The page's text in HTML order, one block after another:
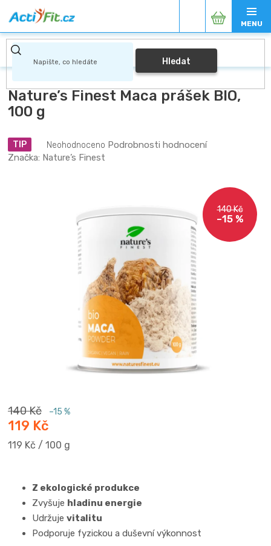
na
obsah
Hledat
Nákupní
košík
Nature’s Finest Maca prášek BIO,
100 g
TIP
Průměrné
hodnocení
hvězdiček.
Neohodnoceno Podrobnosti hodnocení
Značka: Nature’s Finest
140 Kč
–15 %
140 Kč –15 %
119 Kč
Měrná
119 Kč / 100 g
Z ekologické produkce
Zvyšuje hladinu energie
Udržuje vitalitu
Podporuje fyzickou a duševní výkonnost